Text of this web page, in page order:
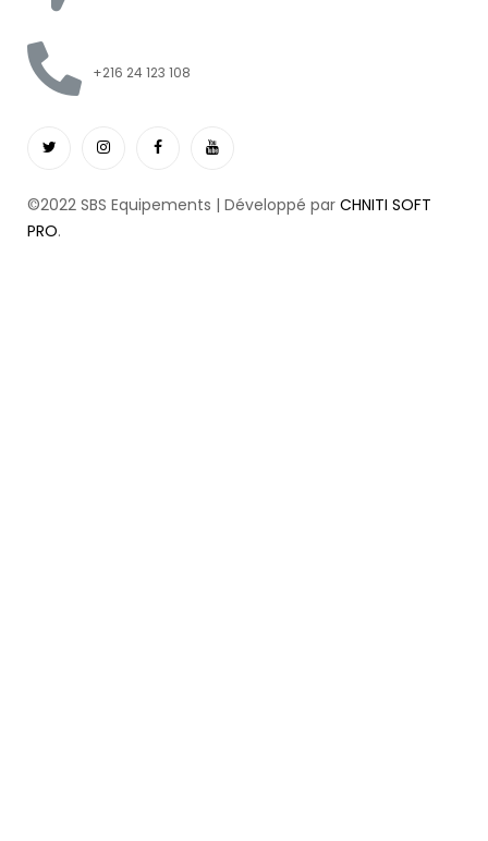
+216 24 123 108
©2022 SBS Equipements | Développé par CHNITI SOFT
PRO.